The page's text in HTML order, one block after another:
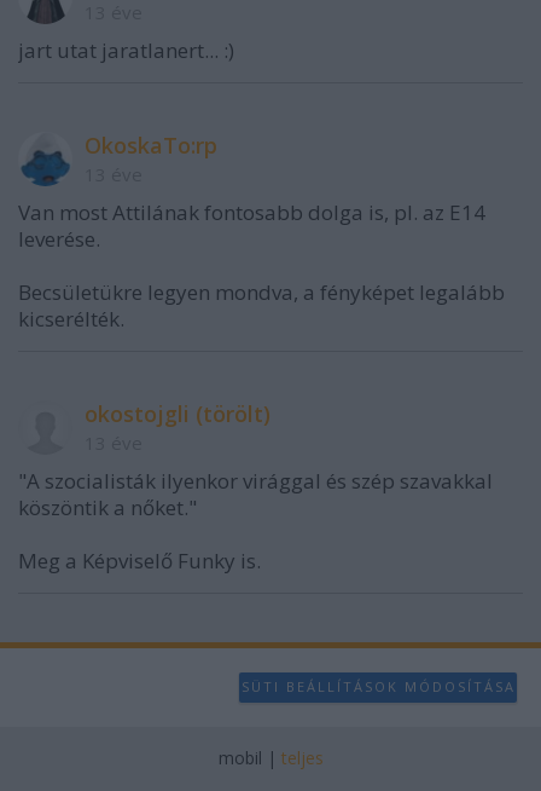
jart utat jaratlanert... :)
OkoskaTo:rp
Van most Attilának fontosabb dolga is, pl. az E14
leverése.
Becsületükre legyen mondva, a fényképet legalább
kicserélték.
okostojgli (törölt)
"A szocialisták ilyenkor virággal és szép szavakkal
köszöntik a nőket."
Meg a Képviselő Funky is.
SÜTI BEÁLLÍTÁSOK MÓDOSÍTÁSA
mobil | teljes